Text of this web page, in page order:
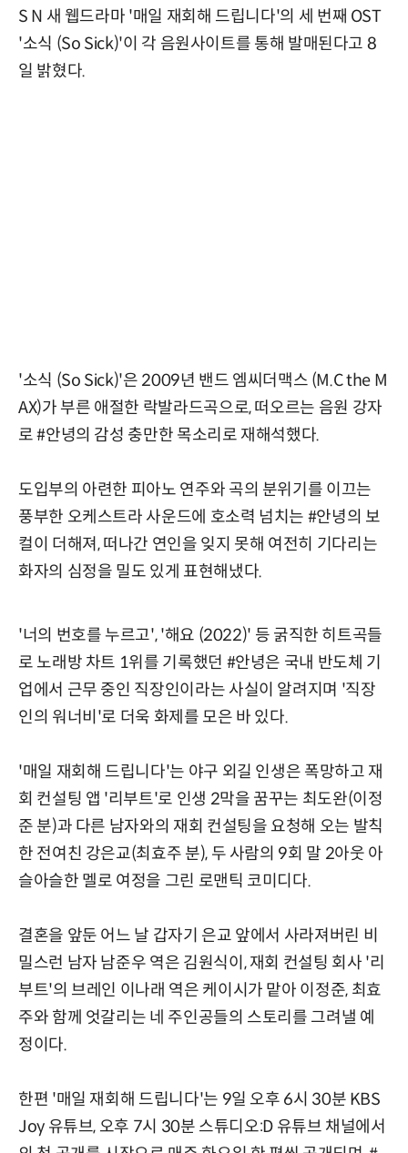
S N 새 웹드라마 '매일 재회해 드립니다'의 세 번째 OST
'소식 (So Sick)'이 각 음원사이트를 통해 발매된다고 8
일 밝혔다.
'소식 (So Sick)'은 2009년 밴드 엠씨더맥스 (M.C the M
AX)가 부른 애절한 락발라드곡으로, 떠오르는 음원 강자
로 #안녕의 감성 충만한 목소리로 재해석했다.
도입부의 아련한 피아노 연주와 곡의 분위기를 이끄는
풍부한 오케스트라 사운드에 호소력 넘치는 #안녕의 보
컬이 더해져, 떠나간 연인을 잊지 못해 여전히 기다리는
화자의 심정을 밀도 있게 표현해냈다.
'너의 번호를 누르고', '해요 (2022)' 등 굵직한 히트곡들
로 노래방 차트 1위를 기록했던 #안녕은 국내 반도체 기
업에서 근무 중인 직장인이라는 사실이 알려지며 '직장
인의 워너비'로 더욱 화제를 모은 바 있다.
'매일 재회해 드립니다'는 야구 외길 인생은 폭망하고 재
회 컨설팅 앱 '리부트'로 인생 2막을 꿈꾸는 최도완(이정
준 분)과 다른 남자와의 재회 컨설팅을 요청해 오는 발칙
한 전여친 강은교(최효주 분), 두 사람의 9회 말 2아웃 아
슬아슬한 멜로 여정을 그린 로맨틱 코미디다.
결혼을 앞둔 어느 날 갑자기 은교 앞에서 사라져버린 비
밀스런 남자 남준우 역은 김원식이, 재회 컨설팅 회사 '리
부트'의 브레인 이나래 역은 케이시가 맡아 이정준, 최효
주와 함께 엇갈리는 네 주인공들의 스토리를 그려낼 예
정이다.
한편 '매일 재회해 드립니다'는 9일 오후 6시 30분 KBS
Joy 유튜브, 오후 7시 30분 스튜디오:D 유튜브 채널에서